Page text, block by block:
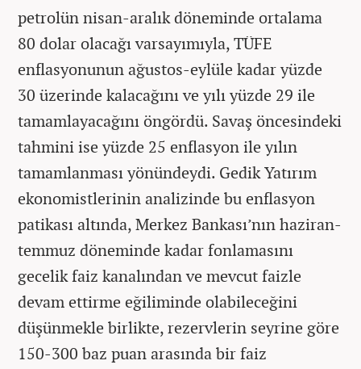
petrolün nisan-aralık döneminde ortalama
80 dolar olacağı varsayımıyla, TÜFE
enflasyonunun ağustos-eylüle kadar yüzde
30 üzerinde kalacağını ve yılı yüzde 29 ile
tamamlayacağını öngördü. Savaş öncesindeki
tahmini ise yüzde 25 enflasyon ile yılın
tamamlanması yönündeydi. Gedik Yatırım
ekonomistlerinin analizinde bu enflasyon
patikası altında, Merkez Bankası’nın haziran-
temmuz döneminde kadar fonlamasını
gecelik faiz kanalından ve mevcut faizle
devam ettirme eğiliminde olabileceğini
düşünmekle birlikte, rezervlerin seyrine göre
150-300 baz puan arasında bir faiz